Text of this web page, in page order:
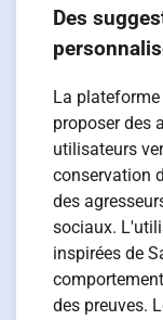
Des
La
proposer des
utilisateurs
conservation
des
sociaux.
inspirées de
des preuves.